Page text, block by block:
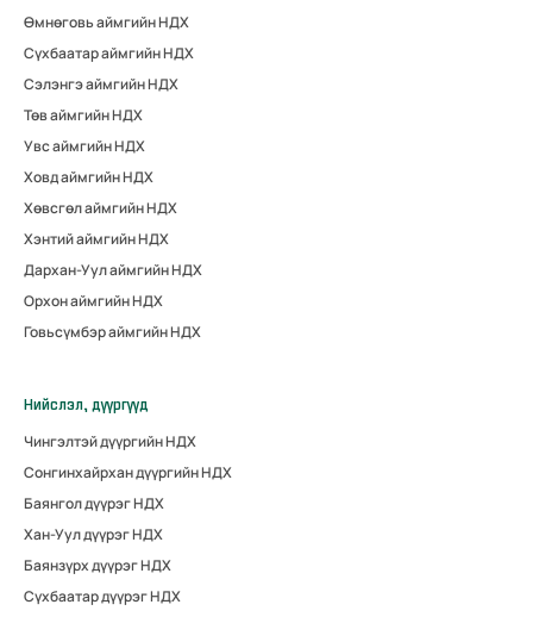
Өмнөговь аймгийн НДХ
Сүхбаатар аймгийн НДХ
Сэлэнгэ аймгийн НДХ
Төв аймгийн НДХ
Увс аймгийн НДХ
Ховд аймгийн НДХ
Хөвсгөл аймгийн НДХ
Хэнтий аймгийн НДХ
Дархан-Уул аймгийн НДХ
Орхон аймгийн НДХ
Говьсүмбэр аймгийн НДХ
Нийслэл, дүүргүүд
Чингэлтэй дүүргийн НДХ
Сонгинхайрхан дүүргийн НДХ
Баянгол дүүрэг НДХ
Хан-Уул дүүрэг НДХ
Баянзүрх дүүрэг НДХ
Сүхбаатар дүүрэг НДХ